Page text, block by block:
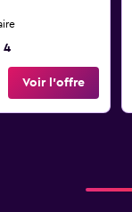
4
Voir l’offre